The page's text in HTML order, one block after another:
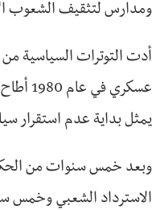
ومدارس لتثقيف الشعوب
أدت التوترات السياسية
عسكري
يمثل بداية عدم استقرار
وبعد خمس سنوات من
الاسترداد الشعبي وخمس